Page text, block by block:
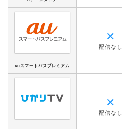
auスマートパスプレミアム
✕
配信なし
✕
配信なし